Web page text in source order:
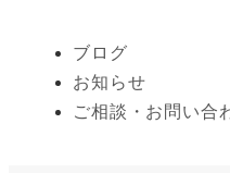
ブログ
お知らせ
ご相談・お問い合